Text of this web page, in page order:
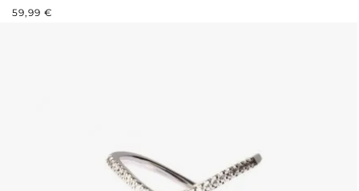
REGULÄRER PREIS:
59,99 €